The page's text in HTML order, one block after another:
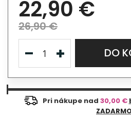
22,90 €
26,90 €
DO
Pri nákupe nad 30,00 €